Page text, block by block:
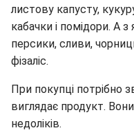
листову капусту,
кабачки і помідори. А з
персики, сливи,
фізаліс.
При покупці потрібно
виглядає продукт.
недоліків.